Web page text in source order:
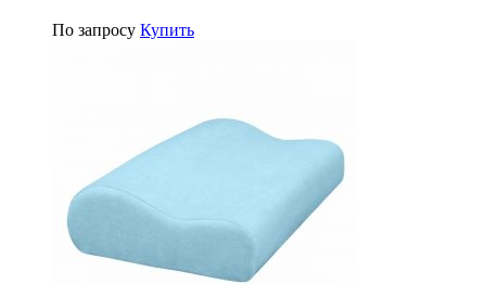
По запросу Купить